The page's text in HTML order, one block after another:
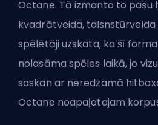
Octane. Tā izmanto to pašu
kvadrātveida, taisnstūrveida
spēlētāji uzskata, ka šī
nolasāma spēles laikā, jo
saskan ar neredzamā
Octane noapaļotajam